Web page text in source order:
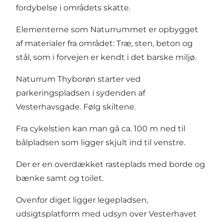
fordybelse i områdets skatte.
Elementerne som Naturrummet er opbygget
af materialer fra området: Træ, sten, beton og
stål, som i forvejen er kendt i det barske miljø.
Naturrum Thyborøn starter ved
parkeringspladsen i sydenden af
Vesterhavsgade. Følg skiltene.
Fra cykelstien kan man gå ca. 100 m ned til
bålpladsen som ligger skjult ind til venstre.
Der er en overdækket rasteplads med borde og
bænke samt og toilet.
Ovenfor diget ligger legepladsen,
udsigtsplatform med udsyn over Vesterhavet